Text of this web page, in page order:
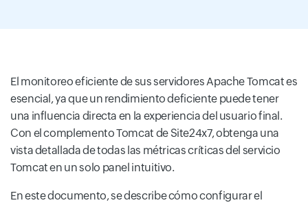
El monitoreo eficiente de sus servidores Apache Tomcat es
esencial, ya que un rendimiento deficiente puede tener
una influencia directa en la experiencia del usuario final.
Con el complemento Tomcat de Site24x7, obtenga una
vista detallada de todas las métricas críticas del servicio
Tomcat en un solo panel intuitivo.
En este documento, se describe cómo configurar el